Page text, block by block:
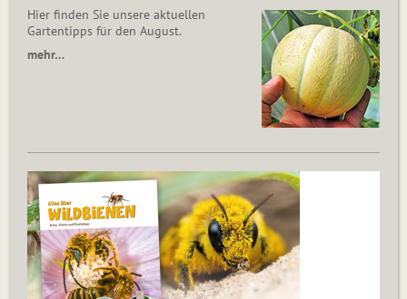
Hier finden Sie unsere aktuellen
Gartentipps für den August.
mehr…